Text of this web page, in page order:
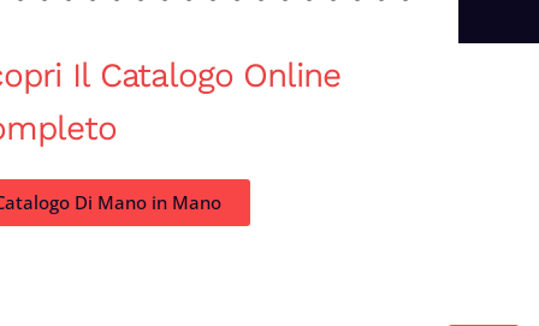
Il Catalogo Online
Di Mano in Mano